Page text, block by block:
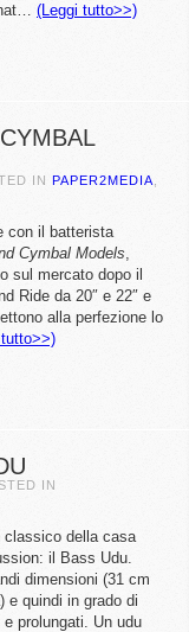
(Leggi tutto>>)
IN PAPER2MEDIA
con il batterista
Cymbal Models,
sul mercato dopo il
Ride da 20″ e 22″ e
alla perfezione lo
IN
classico della casa
il Bass Udu.
dimensioni (31 cm
e quindi in grado di
prolungati. Un udu